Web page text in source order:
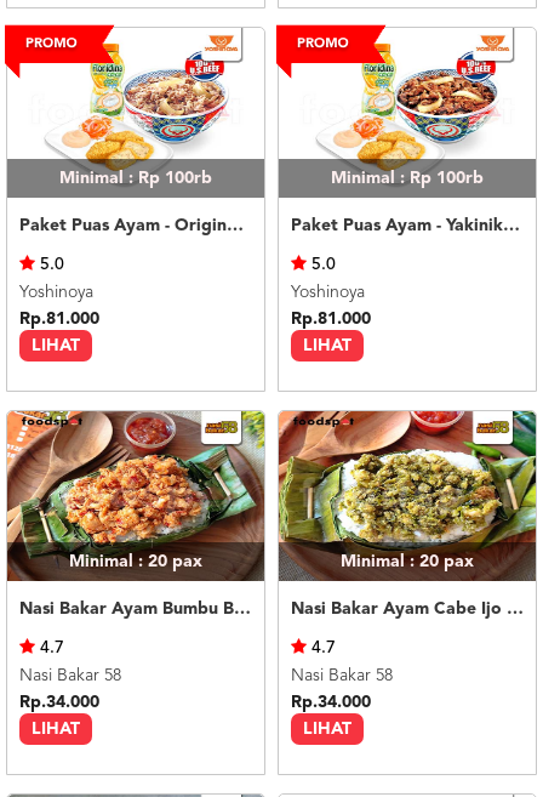
Minimal : Rp 100rb
Paket Puas Ayam - Original Beef Paket Puas (R)
LIHAT
5.0
Yoshinoya
Rp.81.000
Minimal : Rp 100rb
Paket Puas Ayam - Yakiniku Beef Paket Puas (R)
LIHAT
5.0
Yoshinoya
Rp.81.000
Minimal : 20 pax
Nasi Bakar Ayam Bumbu Bali + Kerupuk
LIHAT
4.7
Nasi Bakar 58
Rp.34.000
Minimal : 20pax
Nasi Bakar Ayam Cabe Ijo + Kerupuk
LIHAT
4.7
Nasi Bakar 58
Rp.34.000